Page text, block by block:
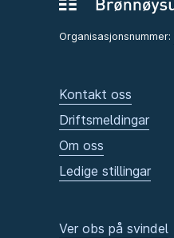
Organisasjonsnummer:
Kontakt oss
Driftsmeldingar
Om oss
Ledige stillingar
Ver obs på svindel